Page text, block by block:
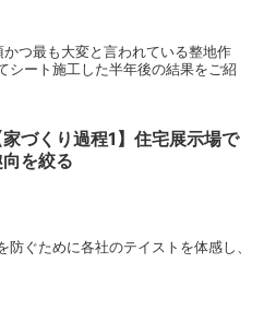
つ最も大変と言われている整地作
シート施工した半年後の結果をご紹
家づくり過程1】住宅展示場で
向を絞る
防ぐために各社のテイストを体感し、